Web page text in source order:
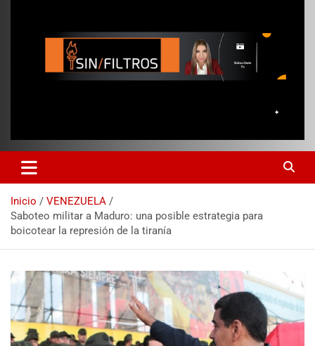
Inicio
VENEZUELA
Saboteo militar a Maduro: una posible estrategia para
boicotear la represión de la tiranía